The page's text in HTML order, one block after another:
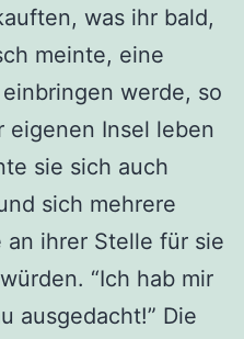
was ihr bald,
meinte, eine
werde, so
eigenen Insel leben
sie sich auch
sich mehrere
ihrer Stelle für sie
“Ich hab mir
ausgedacht!” Die